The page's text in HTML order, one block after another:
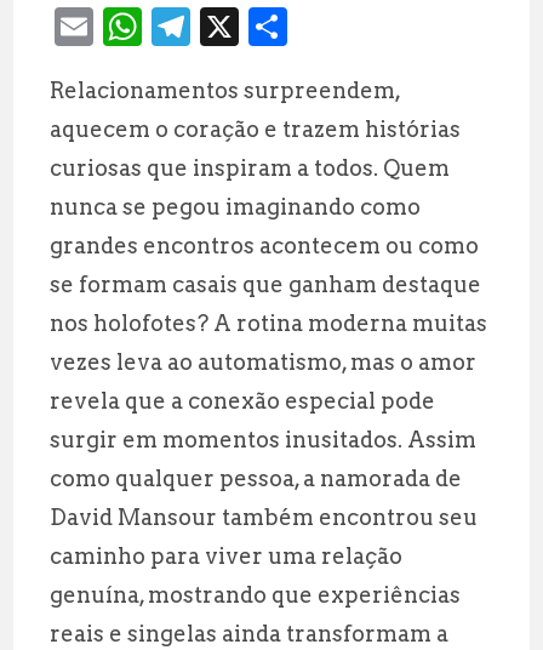
E
ai
l
W
at
s
A
p
p
T
e
g
r
a
m
X
a
r
e
Relacionamentos surpreendem,
aquecem o coração e trazem histórias
curiosas que inspiram a todos. Quem
nunca se pegou imaginando como
grandes encontros acontecem ou como
se formam casais que ganham destaque
nos holofotes? A rotina moderna muitas
vezes leva ao automatismo, mas o amor
revela que a conexão especial pode
surgir em momentos inusitados. Assim
como qualquer pessoa, a namorada de
David Mansour também encontrou seu
caminho para viver uma relação
genuína, mostrando que experiências
reais e singelas ainda transformam a